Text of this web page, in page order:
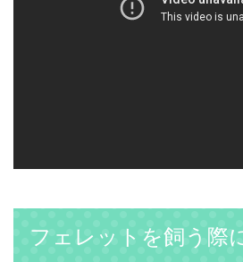
フェレットを飼う際